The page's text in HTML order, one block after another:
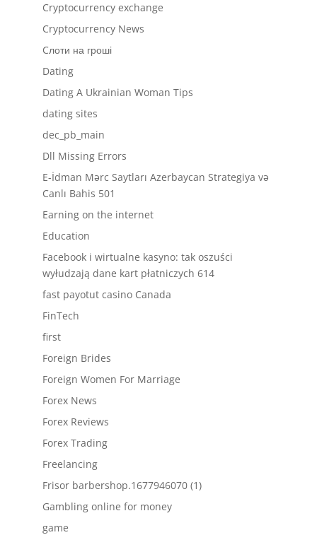
Cryptocurrency exchange
Cryptocurrency News
Cлоти на гроші
Dating
Dating A Ukrainian Woman Tips
dating sites
dec_pb_main
Dll Missing Errors
E-İdman Mərc Saytları Azerbaycan Strategiya və
Canlı Bahis 501
Earning on the internet
Education
Facebook i wirtualne kasyno: tak oszuści
wyłudzają dane kart płatniczych 614
fast payotut casino Canada
FinTech
first
Foreign Brides
Foreign Women For Marriage
Forex News
Forex Reviews
Forex Trading
Freelancing
Frisor barbershop.1677946070 (1)
Gambling online for money
game